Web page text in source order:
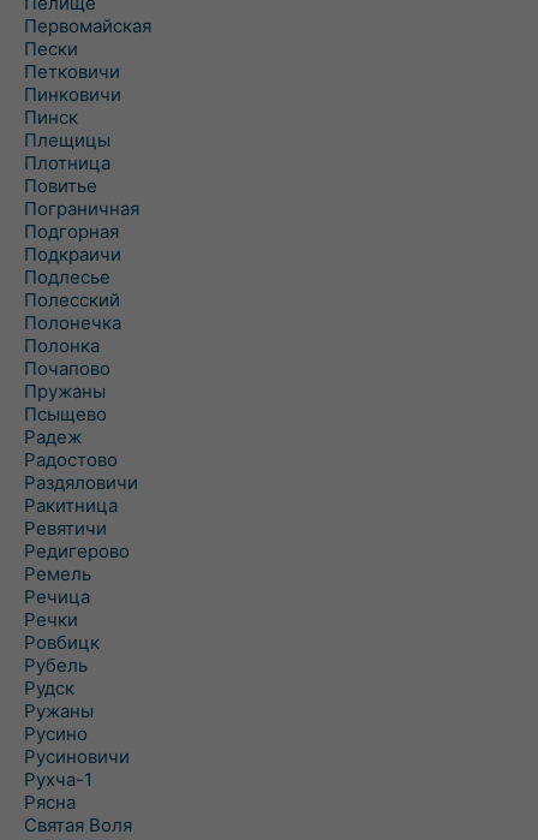
Первомайская
Пески
Петковичи
Пинковичи
Пинск
Плещицы
Плотница
Повитье
Пограничная
Подгорная
Подкраичи
Подлесье
Полесский
Полонечка
Полонка
Почапово
Пружаны
Псыщево
Радеж
Радостово
Раздяловичи
Ракитница
Ревятичи
Редигерово
Ремель
Речица
Речки
Ровбицк
Рубель
Рудск
Ружаны
Русино
Русиновичи
Рухча-1
Рясна
Святая Воля